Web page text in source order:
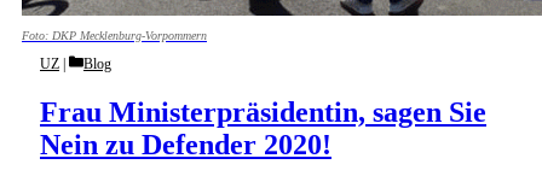
Foto: DKP Mecklenburg-Vorpommern
Frau Ministerpräsidentin, sagen Sie
Nein zu Defender 2020!
UZ Categories
Blog